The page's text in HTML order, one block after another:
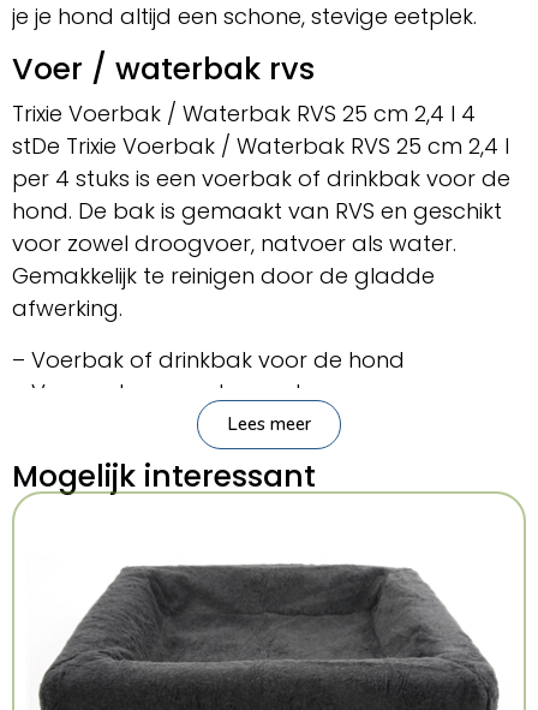
je je hond altijd een schone, stevige eetplek.
Voer / waterbak rvs
Trixie Voerbak / Waterbak RVS 25 cm 2,4 l 4
stDe Trixie Voerbak / Waterbak RVS 25 cm 2,4 l
per 4 stuks is een voerbak of drinkbak voor de
hond. De bak is gemaakt van RVS en geschikt
voor zowel droogvoer, natvoer als water.
Gemakkelijk te reinigen door de gladde
afwerking.
– Voerbak of drinkbak voor de hond
– Voor natvoer, water en droogvoer
– Gemaakt van RVS
Afmetingen: 25 cm
Inhoud: 2,4 l
Kenmerken: 25×25 cm 2.4 L 4 Stuks
Kleur: Meerkleurig
Lees meer
Mogelijk interessant